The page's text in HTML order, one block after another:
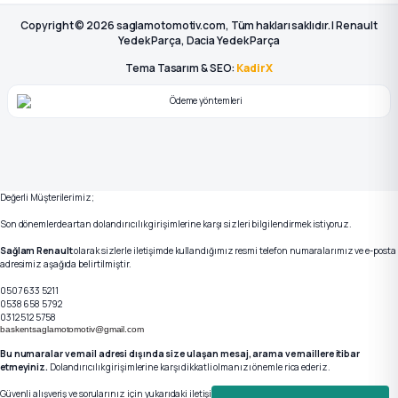
Copyright © 2026 saglamotomotiv.com, Tüm hakları saklıdır. | Renault
Yedek Parça, Dacia Yedek Parça
Tema Tasarım & SEO: KadirX
Değerli Müşterilerimiz;
Son dönemlerde artan dolandırıcılık girişimlerine karşı sizleri bilgilendirmek istiyoruz.
Sağlam Renaultolarak sizlerle iletişimde kullandığımız resmi telefon numaralarımız ve e-posta
adresimiz aşağıda belirtilmiştir.
0507 633 5211
0538 658 5792
0312 512 5758
baskentsaglamotomotiv@gmail.com
Bu numaralar ve mail adresi dışında size ulaşan mesaj, arama ve maillere itibar
etmeyiniz. Dolandırıcılık girişimlerine karşı dikkatli olmanızı önemle rica ederiz.
Güvenli alışveriş ve sorularınız için yukarıdaki iletişim kanallarımızdan bizlere ulaşabilirsiniz.